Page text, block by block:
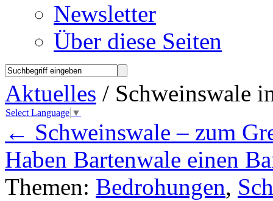
Newsletter
Über diese Seiten
Aktuelles / Schweinswale
Select Language ▼
← Schweinswale – zum
Haben Bartenwale einen
Themen: Bedrohungen,